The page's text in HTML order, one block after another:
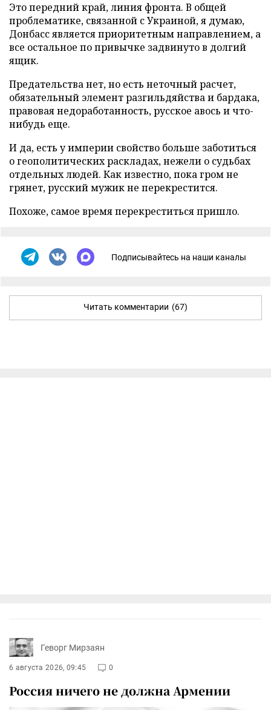
Это передний край, линия фронта. В общей
проблематике, связанной с Украиной, я думаю,
Донбасс является приоритетным направлением, а
все остальное по привычке задвинуто в долгий
ящик.
Предательства нет, но есть неточный расчет,
обязательный элемент разгильдяйства и бардака,
правовая недоработанность, русское авось и что-
нибудь еще.
И да, есть у империи свойство больше заботиться
о геополитических раскладах, нежели о судьбах
отдельных людей. Как известно, пока гром не
грянет, русский мужик не перекрестится.
Похоже, самое время перекреститься пришло.
Подписывайтесь на наши каналы
Читать комментарии (67)
Геворг Мирзаян
6 августа 2026, 09:45 0
Россия ничего не должна Армении